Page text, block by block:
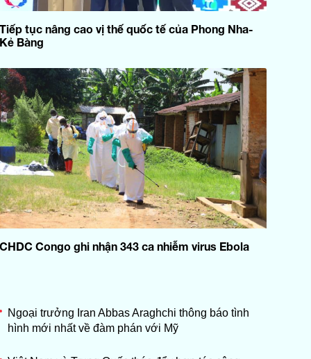
Tiếp tục nâng cao vị thế quốc tế của Phong Nha-
Kẻ Bàng
CHDC Congo ghi nhận 343 ca nhiễm virus Ebola
Ngoại trưởng Iran Abbas Araghchi thông báo tình
hình mới nhất về đàm phán với Mỹ
05:02 Thể dục buổi sáng